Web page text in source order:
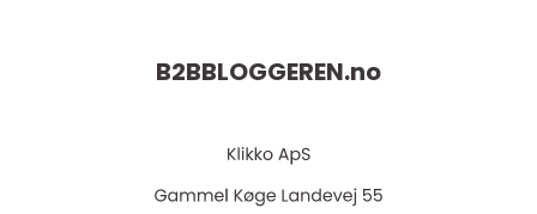
B2BBLOGGEREN.no